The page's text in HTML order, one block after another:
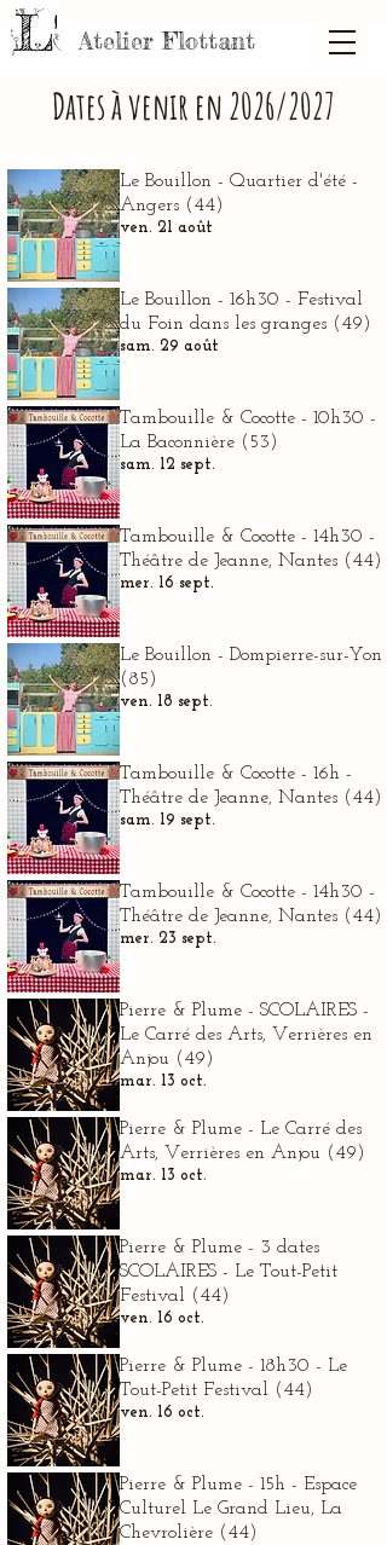
Atelier Flottant
Dates à venir en 2026/2027
Le Bouillon - Quartier d'été -
Angers (44)
ven. 21 août
Le Bouillon - 16h30 - Festival
du Foin dans les granges (49)
sam. 29 août
Tambouille & Cocotte - 10h30 -
La Baconnière (53)
sam. 12 sept.
Tambouille & Cocotte - 14h30 -
Théâtre de Jeanne, Nantes (44)
mer. 16 sept.
Le Bouillon - Dompierre-sur-Yon
(85)
ven. 18 sept.
Tambouille & Cocotte - 16h -
Théâtre de Jeanne, Nantes (44)
sam. 19 sept.
Tambouille & Cocotte - 14h30 -
Théâtre de Jeanne, Nantes (44)
mer. 23 sept.
Pierre & Plume - SCOLAIRES -
Le Carré des Arts, Verrières en
Anjou (49)
mar. 13 oct.
Pierre & Plume - Le Carré des
Arts, Verrières en Anjou (49)
mar. 13 oct.
Pierre & Plume - 3 dates
SCOLAIRES - Le Tout-Petit
Festival (44)
ven. 16 oct.
Pierre & Plume - 18h30 - Le
Tout-Petit Festival (44)
ven. 16 oct.
Pierre & Plume - 15h - Espace
Culturel Le Grand Lieu, La
Chevrolière (44)